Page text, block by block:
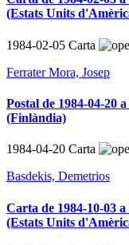
(Estats Units
1984-02-05 Carta
Ferrater Mora, Josep
Postal de 1984-04-20
(Finlàndia)
1984-04-20 Carta
Basdekis, Demetrios
Carta de 1984-10-03
(Estats Units